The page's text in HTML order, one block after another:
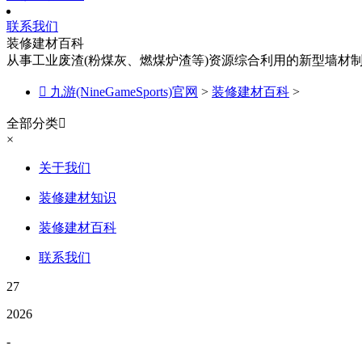
联系我们
装修建材百科
从事工业废渣(粉煤灰、燃煤炉渣等)资源综合利用的新型墙材
 九游(NineGameSports)官网 > 装修建材百科 >
全部分类
×
关于我们
装修建材知识
装修建材百科
联系我们
27
2026
-